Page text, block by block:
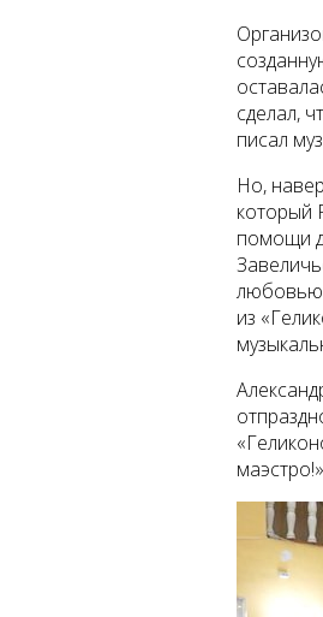
сделал,
писал
Но,
который
помощи
любовью
из